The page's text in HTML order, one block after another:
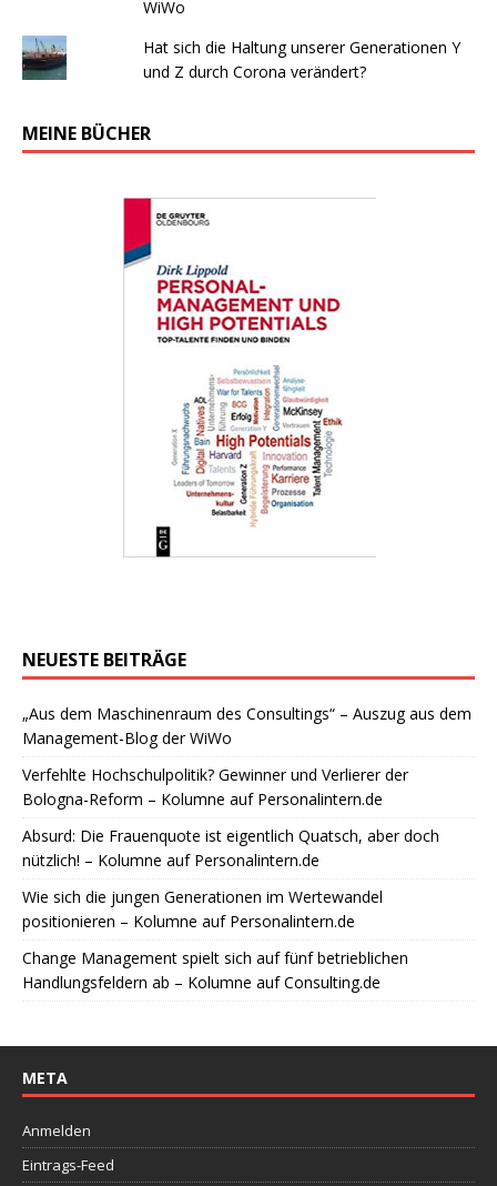
WiWo
Hat sich die Haltung unserer Generationen Y
und Z durch Corona verändert?
MEINE BÜCHER
NEUESTE BEITRÄGE
„Aus dem Maschinenraum des Consultings“ – Auszug aus dem
Management-Blog der WiWo
Verfehlte Hochschulpolitik? Gewinner und Verlierer der
Bologna-Reform – Kolumne auf Personalintern.de
Absurd: Die Frauenquote ist eigentlich Quatsch, aber doch
nützlich! – Kolumne auf Personalintern.de
Wie sich die jungen Generationen im Wertewandel
positionieren – Kolumne auf Personalintern.de
Change Management spielt sich auf fünf betrieblichen
Handlungsfeldern ab – Kolumne auf Consulting.de
META
Anmelden
Eintrags-Feed